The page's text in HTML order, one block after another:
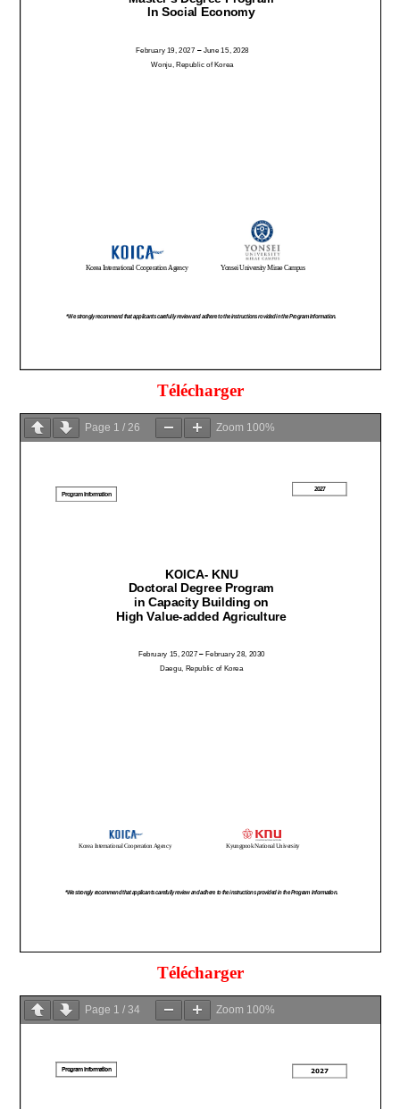
Télécharger
Page 1 / 26 Zoom 100%
Télécharger
Page 1 /34 Zoom 100%